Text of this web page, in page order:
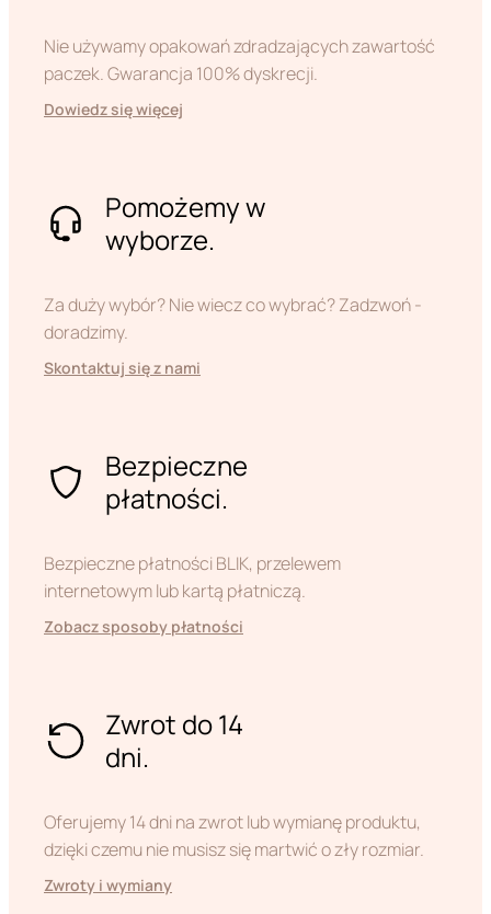
Nie używamy opakowań zdradzających zawartość
paczek. Gwarancja 100% dyskrecji.
Dowiedz się więcej
Pomożemy w
wyborze.
Za duży wybór? Nie wiecz co wybrać? Zadzwoń -
doradzimy.
Skontaktuj się z nami
Bezpieczne
płatności.
Bezpieczne płatności BLIK, przelewem
internetowym lub kartą płatniczą.
Zobacz sposoby płatności
Zwrot do 14
dni.
Oferujemy 14 dni na zwrot lub wymianę produktu,
dzięki czemu nie musisz się martwić o zły rozmiar.
Zwroty i wymiany